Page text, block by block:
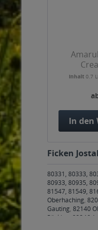
Inhalt0.7
In den
Ficken
80331, 80333,
80933, 80935,
81547, 81549,
Oberhaching,
Gauting, 82140
Pöcking
82346